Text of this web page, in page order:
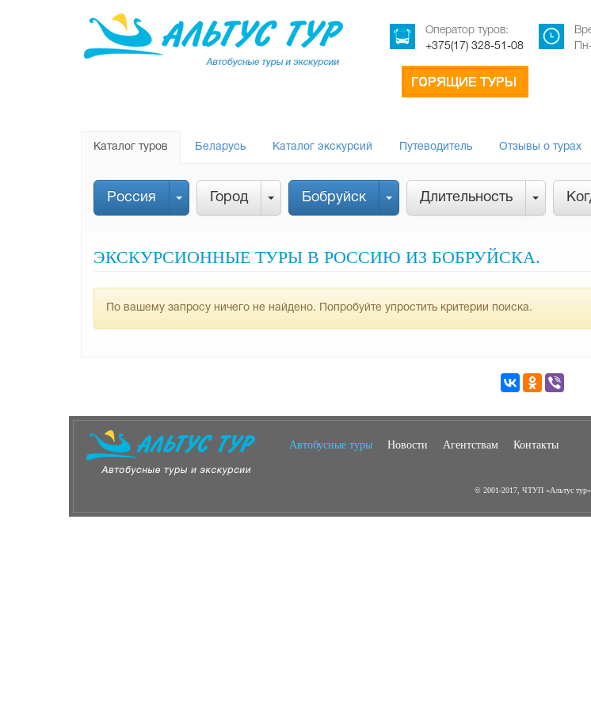
Оператор туров:
+375(17) 328-51-08
Каталог туров Беларусь Каталог экскурсий Путеводитель Отзывы о турах
Россия Город Бобруйск Длительность
ЭКСКУРСИОННЫЕ ТУРЫ В РОССИЮ ИЗ БОБРУЙСКА.
По вашему запросу ничего не найдено. Попробуйте упростить критерии поиска.
Автобусные туры Новости Агентствам Контакты
© 2001-2017, ЧТУП «Альтус тур»